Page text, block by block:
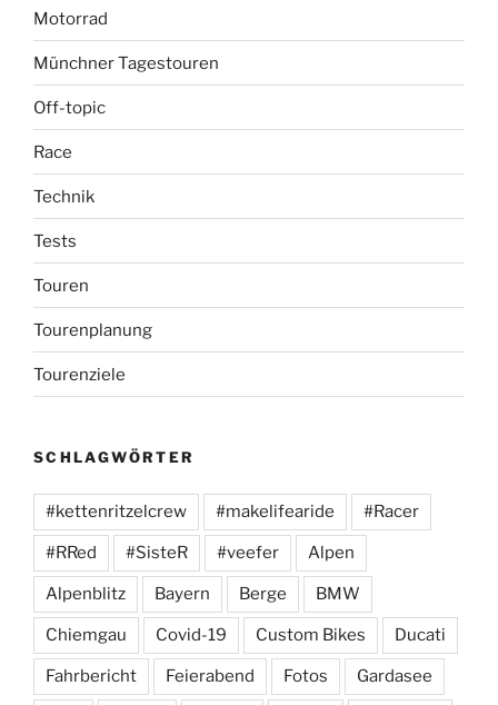
Motorrad
Münchner Tagestouren
Off-topic
Race
Technik
Tests
Touren
Tourenplanung
Tourenziele
SCHLAGWÖRTER
#kettenritzelcrew #makelifearide #Racer
#RRed #SisteR #veefer Alpen
Alpenblitz Bayern Berge BMW
Chiemgau Covid-19 Custom Bikes Ducati
Fahrbericht Feierabend Fotos Gardasee